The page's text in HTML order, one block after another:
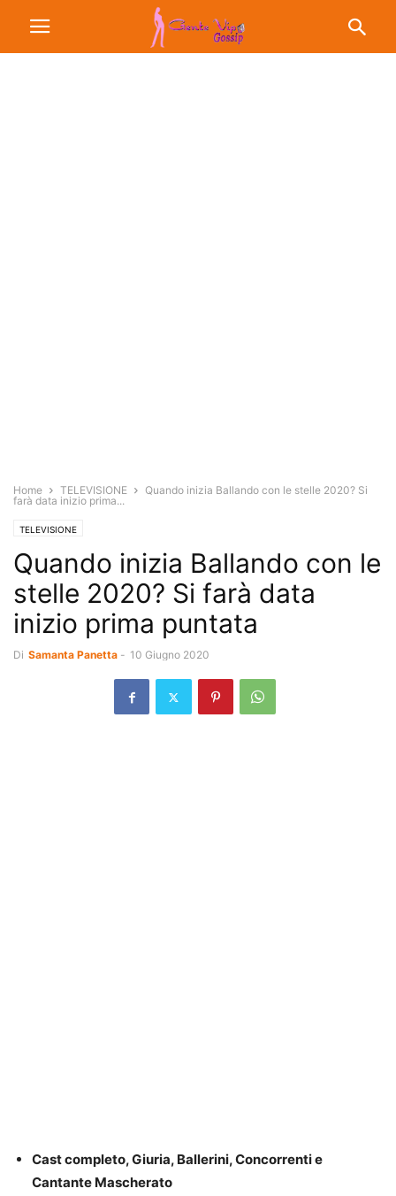
Home TELEVISIONE
Quando inizia Ballando con le stelle 2020? Si
farà data inizio prima...
TELEVISIONE
Quando inizia Ballando con le
stelle 2020? Si farà data
inizio prima puntata
Di Samanta Panetta - 10 Giugno 2020
Cast completo, Giuria, Ballerini, Concorrenti e
Cantante Mascherato